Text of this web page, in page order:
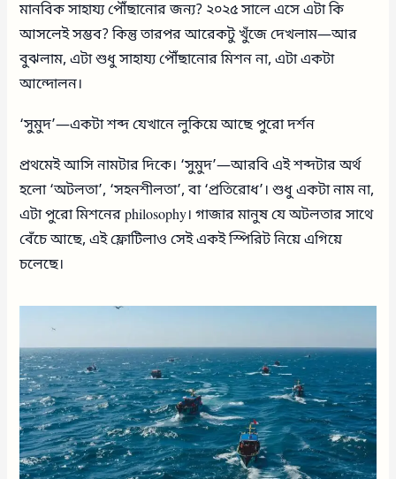
মানবিক সাহায্য পৌঁছানোর জন্য? ২০২৫ সালে এসে এটা কি
আসলেই সম্ভব? কিন্তু তারপর আরেকটু খুঁজে দেখলাম—আর
বুঝলাম, এটা শুধু সাহায্য পৌঁছানোর মিশন না, এটা একটা
আন্দোলন।
‘সুমুদ’—একটা শব্দ যেখানে লুকিয়ে আছে পুরো দর্শন
প্রথমেই আসি নামটার দিকে। ‘সুমুদ’—আরবি এই শব্দটার অর্থ
হলো ‘অটলতা’, ‘সহনশীলতা’, বা ‘প্রতিরোধ’। শুধু একটা নাম না,
এটা পুরো মিশনের philosophy। গাজার মানুষ যে অটলতার সাথে
বেঁচে আছে, এই ফ্লোটিলাও সেই একই স্পিরিট নিয়ে এগিয়ে
চলেছে।